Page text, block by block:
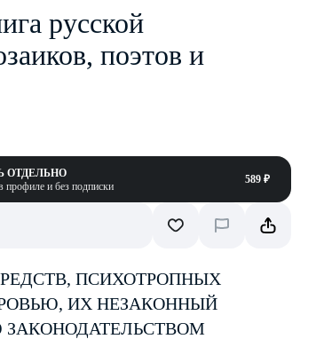
русской
поэтов и
ОТДЕЛЬНО
профиле и без подписки
589 ₽
ПСИХОТРОПНЫХ
ИХ НЕЗАКОННЫЙ